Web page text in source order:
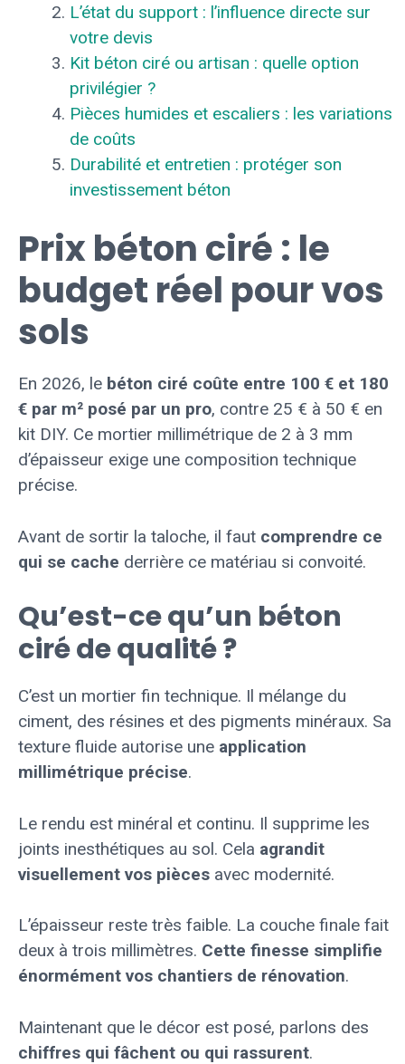
L’état du support : l’influence directe sur
votre devis
Kit béton ciré ou artisan : quelle option
privilégier ?
Pièces humides et escaliers : les variations
de coûts
Durabilité et entretien : protéger son
investissement béton
Prix béton ciré : le
budget réel pour vos
sols
En 2026, le béton ciré coûte entre 100 € et 180
€ par m² posé par un pro, contre 25 € à 50 € en
kit DIY. Ce mortier millimétrique de 2 à 3 mm
d’épaisseur exige une composition technique
précise.
Avant de sortir la taloche, il faut comprendre ce
qui se cache derrière ce matériau si convoité.
Qu’est-ce qu’un béton
ciré de qualité ?
C’est un mortier fin technique. Il mélange du
ciment, des résines et des pigments minéraux. Sa
texture fluide autorise une application
millimétrique précise.
Le rendu est minéral et continu. Il supprime les
joints inesthétiques au sol. Cela agrandit
visuellement vos pièces avec modernité.
L’épaisseur reste très faible. La couche finale fait
deux à trois millimètres. Cette finesse simplifie
énormément vos chantiers de rénovation.
Maintenant que le décor est posé, parlons des
chiffres qui fâchent ou qui rassurent.